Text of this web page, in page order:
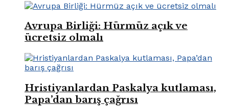
Avrupa Birliği: Hürmüz açık ve
ücretsiz olmalı
Hristiyanlardan Paskalya kutlaması,
Papa’dan barış çağrısı